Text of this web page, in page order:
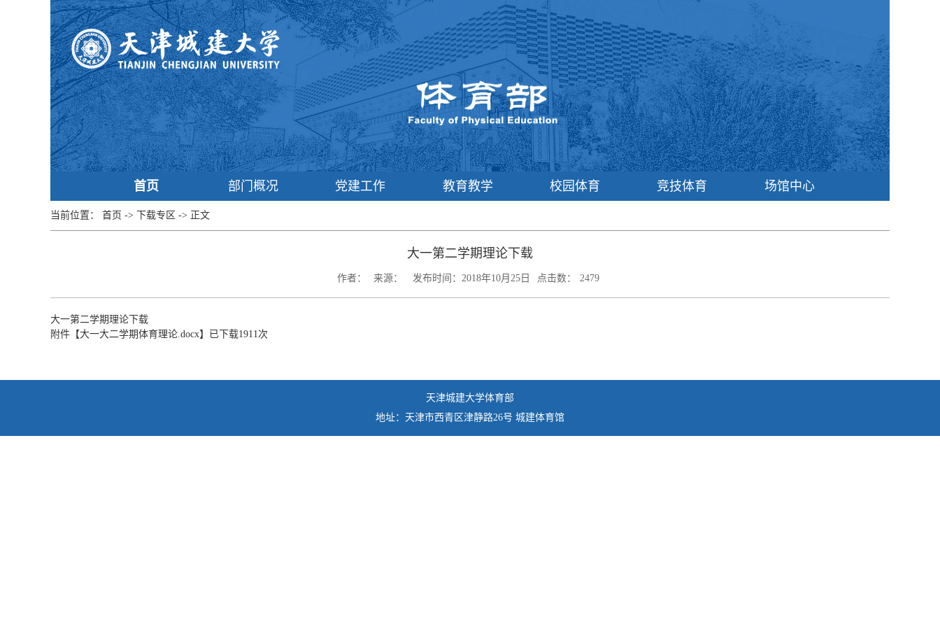
首页 部门概况 党建工作 教育教学 校园体育 竞技体育 场馆中心
当前位置： 首页 -> 下载专区 -> 正文
大一第二学期理论下载
作者： 来源： 发布时间：2018年10月25日 点击数： 2479
大一第二学期理论下载
附件【大一大二学期体育理论.docx】已下载1911次
天津城建大学体育部
地址：天津市西青区津静路26号 城建体育馆